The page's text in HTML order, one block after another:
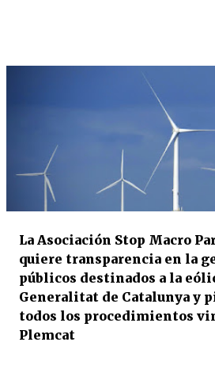
La Asociación Stop Macro
quiere transparencia en la
públicos destinados a la
Generalitat de Catalunya y
todos los procedimientos
Plemcat